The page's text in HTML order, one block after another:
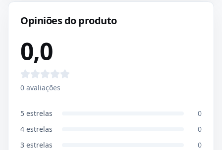
Opiniões do produto
0,0
0 avaliações
5 estrelas
0
4 estrelas
0
3 estrelas
0